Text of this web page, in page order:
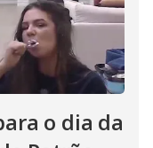
o dia da